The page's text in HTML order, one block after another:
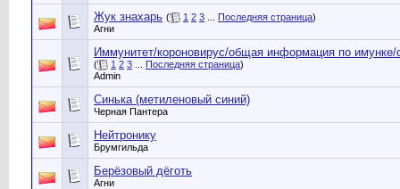
Жук знахарь ( 1 2 3 Последняя страница)
Агни
Иммунитет/короновирус/общая информация по
( 1 2 3 Последняя страница)
Admin
Синька (метиленовый синий)
Черная Пантера
Нейтронику
Брумгильда
Берёзовый дёготь
Агни